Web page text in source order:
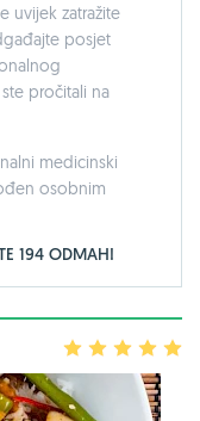
uvijek zatražite
posjet
pročitali na
medicinski
osobnim
194 ODMAH!
2 3 4